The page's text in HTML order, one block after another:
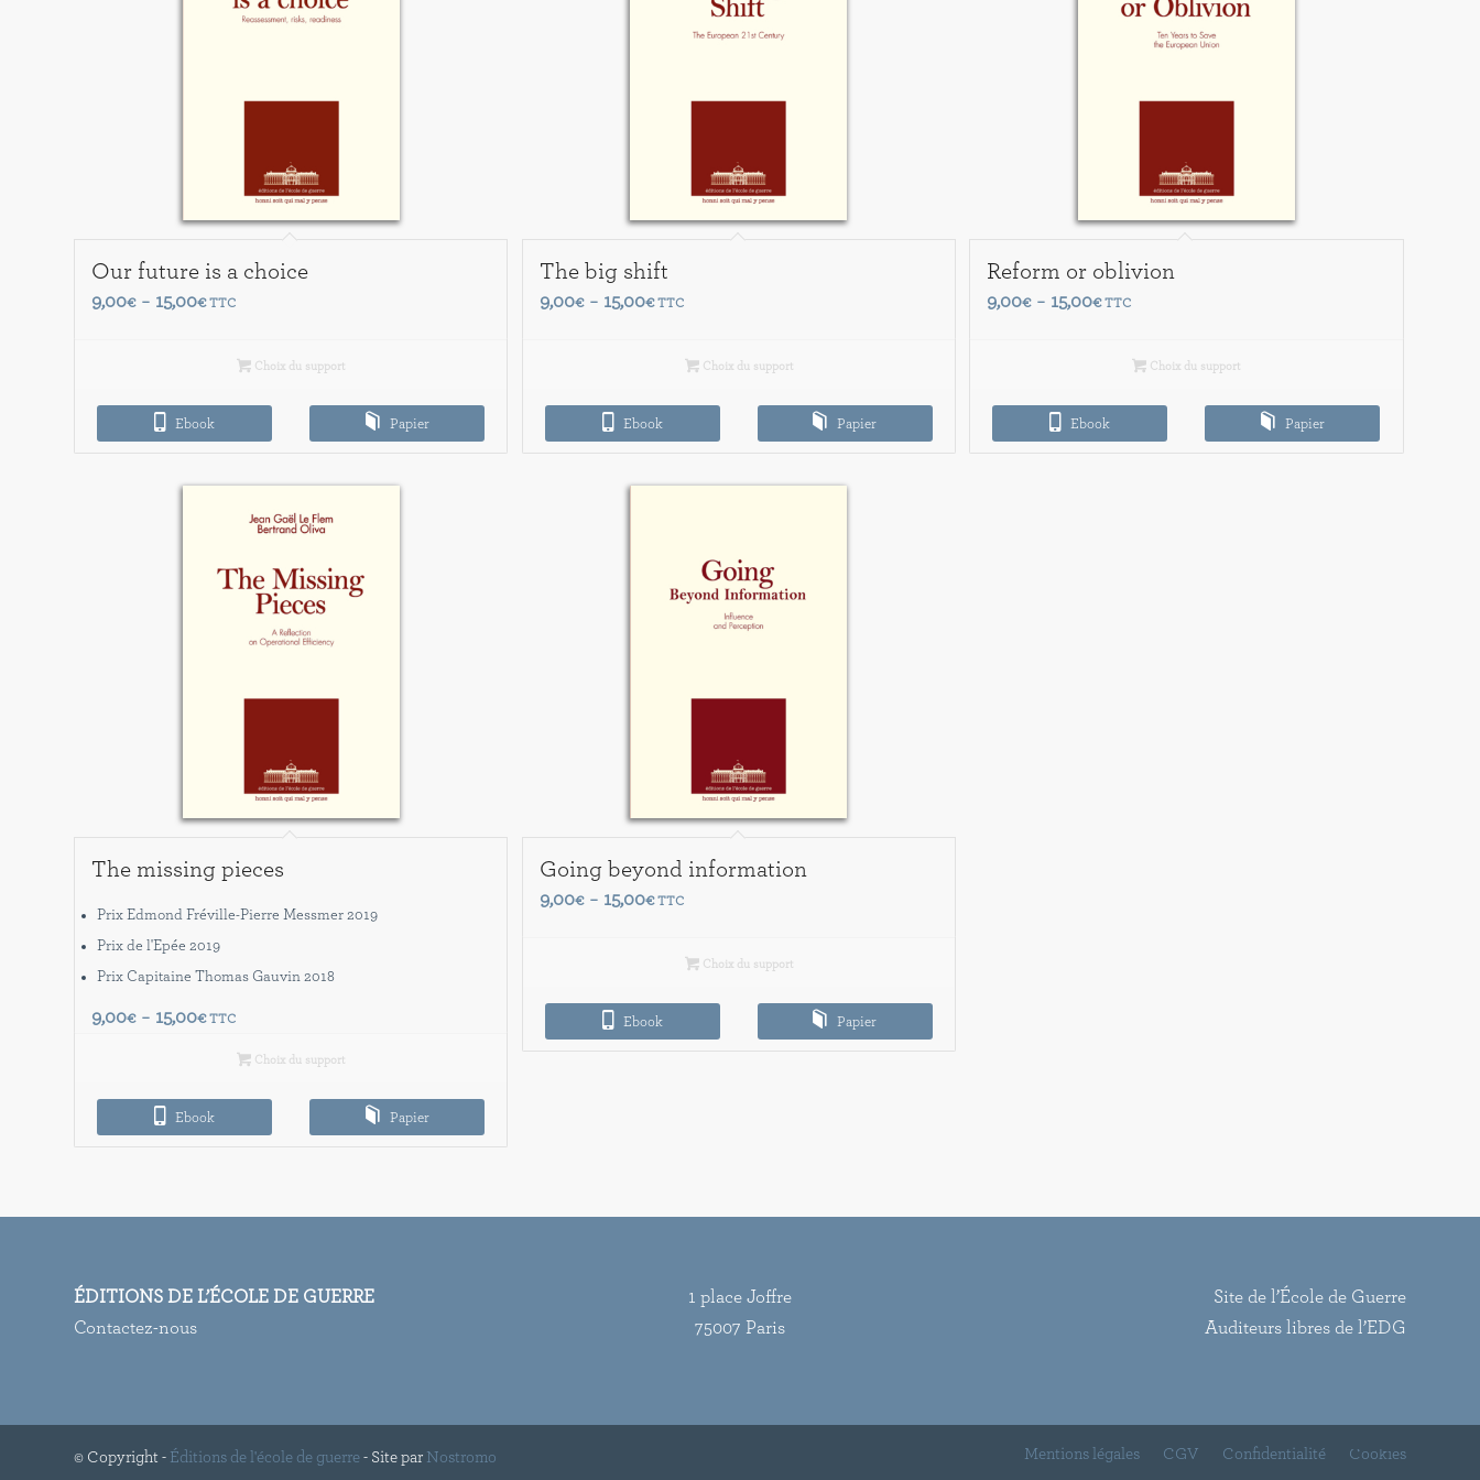
Our future is a choice
9,00€ – 15,00€Plage
9,00€
à
15,00€
TTC
Choix du support
Ebook Papier
The big shift
9,00€ – 15,00€Plage
9,00€
à
15,00€
TTC
Choix du support
Ebook Papier
Reform or oblivion
9,00€ – 15,00€Plage
9,00€
à
15,00€
TTC
Choix du support
Ebook Papier
The missing pieces
Prix Edmond Fréville-Pierre Messmer 2019
Prix de l'Epée 2019
Prix Capitaine Thomas Gauvin 2018
9,00€ – 15,00€Plage
à
TTC
Choix du support
Ebook Papier
Going beyond information
9,00€ – 15,00€Plage
9,00€
à
15,00€
TTC
Choix du support
Ebook Papier
ÉDITIONS DE L’ÉCOLE DE GUERRE
Contactez-nous
1 place Joffre
75007 Paris
Site de l’École de Guerre
Auditeurs libres de l’EDG
© Copyright - Éditions de l'école de guerre - Site par Nostromo Mentions légales CGV Confidentialité Cookies